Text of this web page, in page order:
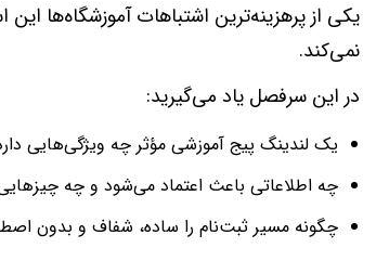
یکی از پرهزینه‌ترین اشتباهات آموزشگاه‌ها
نمی‌کند.
در این سرفصل یاد می‌گیرید:
یک لندینگ پیج آموزشی مؤثر چه ویژگی‌هایی
چه اطلاعاتی باعث اعتماد می‌شود و چه
چگونه مسیر ثبت‌نام را ساده، شفاف و بدون